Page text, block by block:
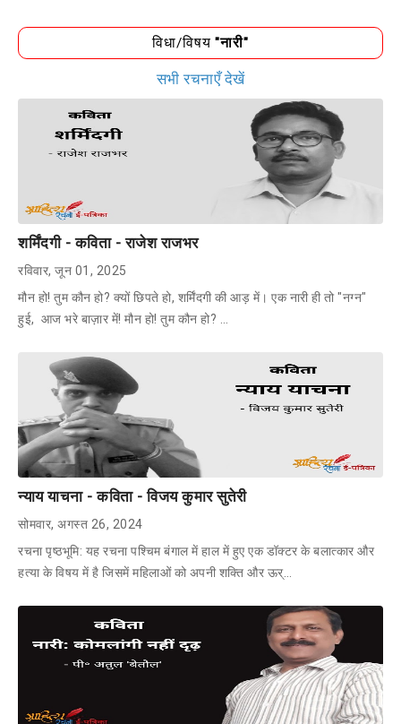
विधा/विषय"नारी"
सभी रचनाएँ देखें
शर्मिंदगी - कविता - राजेश राजभर
रविवार, जून 01, 2025
मौन हो! तुम कौन हो? क्यों छिपते हो, शर्मिंदगी की आड़ में। एक नारी ही तो "नग्न"
हुई, आज भरे बाज़ार में! मौन हो! तुम कौन हो? …
न्याय याचना - कविता - विजय कुमार सुतेरी
सोमवार, अगस्त 26, 2024
रचना पृष्ठभूमि: यह रचना पश्चिम बंगाल में हाल में हुए एक डॉक्टर के बलात्कार और
हत्या के विषय में है जिसमें महिलाओं को अपनी शक्ति और ऊर्…